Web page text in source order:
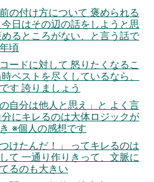
の付け方について 褒められる
日はその辺の話をしようと思
るところがない、と言う話で
頃
ードに対して 怒りたくなるこ
ベストを尽くしているなら、
す 誇りましょう
自分は他人と思え」と よく言
にキレるのは大体ロジックが
※個人の感想です
けたんだ！」 ってキレるのは
て 一通り作りきって、文脈に
るのも大きい